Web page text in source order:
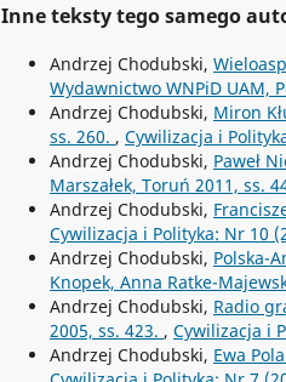
Inne teksty tego samego
Andrzej Chodubski,
Wydawnictwo WNPiD UAM,
Andrzej Chodubski, Miron
ss. 260. , Cywilizacja i
Andrzej Chodubski, Paweł
Marszałek, Toruń 2011, ss.
Andrzej Chodubski,
Cywilizacja i Polityka: Nr 10
Andrzej Chodubski, Polska-
Knopek, Anna Ratke-
Andrzej Chodubski, Radio
2005, ss. 423. , Cywilizacja i
Andrzej Chodubski, Ewa